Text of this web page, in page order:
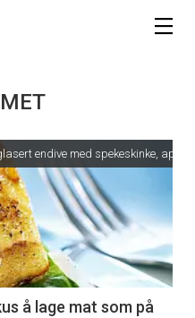
endive med spekeskinke,
å lage mat som på